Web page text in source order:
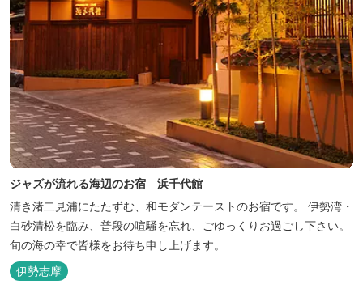
ジャズが流れる海辺のお宿 浜千代館
清き渚二見浦にたたずむ、和モダンテーストのお宿です。 伊勢湾・
白砂清松を臨み、普段の喧騒を忘れ、ごゆっくりお過ごし下さい。
旬の海の幸で皆様をお待ち申し上げます。
伊勢志摩